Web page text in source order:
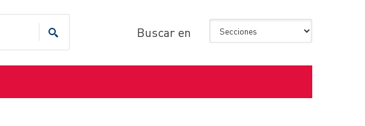
Buscar en